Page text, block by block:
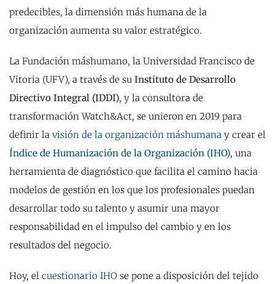
predecibles, la dimensión más humana de la
organización aumenta su valor estratégico.
La Fundación máshumano, la Universidad Francisco de
Vitoria (UFV), a través de su Instituto de Desarrollo
Directivo Integral (IDDI), y la consultora de
transformaciónWatch&Act, se unieron en 2019 para
definir la visión de la organización máshumana y crear el
Índice de Humanización de la Organización (IHO), una
herramienta de diagnóstico que facilita el camino hacia
modelos de gestión en los que los profesionales puedan
desarrollar todo su talento y asumir una mayor
responsabilidad en el impulso del cambio y en los
resultados del negocio.
Hoy, el cuestionario IHO se pone a disposición del tejido